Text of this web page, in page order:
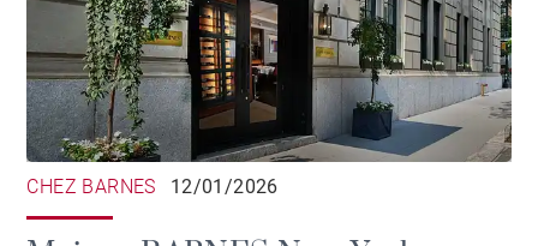
CHEZ BARNES 12/01/2026